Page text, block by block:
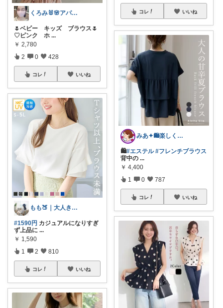
くろみ🐰🌸アパレル✨
🌷ベビー キッズ ブラウス🌷
♡ピンク ホ ...
￥ 2,780
2 0 428
コレ いいね
もも🍑｜大人きれいめファッション
#1590円 カジュアルになりすぎ
ず上品に ...
￥ 1,590
1 2 810
コレ いいね
コレ いいね
みあ✦🛍️楽しくお買い物
🛍️#エステル #フレンチブラウス
背中の ...
￥ 4,400
1 0 787
コレ いいね